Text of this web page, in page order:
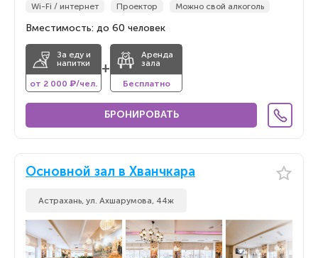
Wi-Fi / интернет
Проектор Можно свой алкоголь
Вместимость: до 60 человек
За еду и
напитки
от 2 000 ₽/чел.
+
Аренда
зала
Бесплатно
БРОНИРОВАТЬ
Основной зал в Хванчкара
Астрахань, ул. Ахшарумова, 44ж